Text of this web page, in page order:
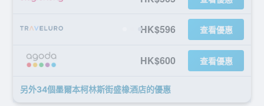
HK$596 查看優惠
HK$600 查看優惠
另外34個墨爾本柯林斯街盛橡酒店​的優惠